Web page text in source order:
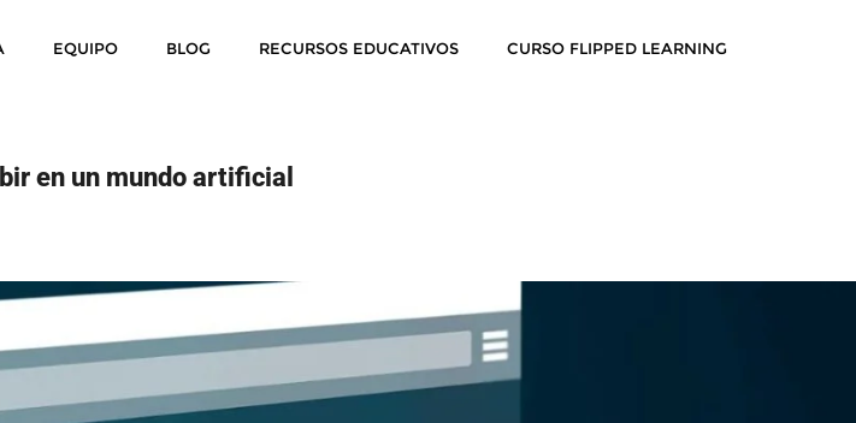
EQUIPO BLOG RECURSOS EDUCATIVOS CURSO FLIPPED LEARNING
en un mundo artificial